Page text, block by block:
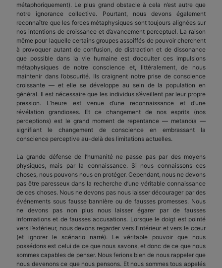
métaphoriquement). Le plus grand obstacle à cela n’est autre que
notre ignorance collective. Pourtant, nous devons également
reconnaître que les forces métaphysiques sont toujours alignées sur
nos intentions de croissance et d’avancement perceptuel. La raison
même pour laquelle certains groupes assoiffés de pouvoir cherchent
à provoquer autant de confusion, de distraction et de dissonance
que possible dans la vie humaine est d’occulter ces impulsions
métaphysiques de notre conscience et, littéralement, de nous
maintenir dans l’obscurité. Ils craignent notre prise de conscience
croissante — et elle se développe au sein de la population en
général. Il est nécessaire que les individus s’éveillent par leur propre
pression. L’heure est venue d’une reconnaissance et d’une
révélation grandioses. Et ce changement de nos esprits (nos
perceptions) est le grand moment de repentance — metanoïa —
signifiant le changement de conscience en embrassant la
conscience perceptive au-delà des limitations actuelles.
La grande défense de l’humanité ne passe pas par des moyens
physiques, mais par la connaissance. Si nous connaissons ces
choses, nous pouvons nous en protéger. Cependant, nous ne devons
pas être paresseux dans la recherche d’une véritable connaissance
de ces choses. Nous ne devons pas nous laisser décourager par des
événements sous fausse bannière ou de fausses promesses. Nous
ne devons pas non plus nous laisser égarer par de fausses
informations et de fausses accusations. Lorsque le doigt est pointé
vers l’extérieur, nous devons regarder vers l’intérieur et vers le cœur
(et ignorer le scénario narré). Le véritable pouvoir que nous
possédons est celui de ce que nous savons, et donc de ce que nous
sommes capables de penser. Nous ferions bien de nous rappeler que
nous devenons ce que nous pensons. Et nous sommes tous appelés